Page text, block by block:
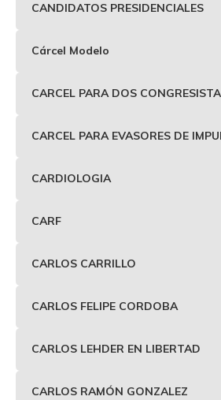
CANDIDATOS PRESIDENCIALES
Cárcel Modelo
CARCEL PARA DOS
CARCEL PARA EVASORES DE
CARDIOLOGIA
CARF
CARLOS CARRILLO
CARLOS FELIPE CORDOBA
CARLOS LEHDER EN LIBERTAD
CARLOS RAMÓN GONZALEZ